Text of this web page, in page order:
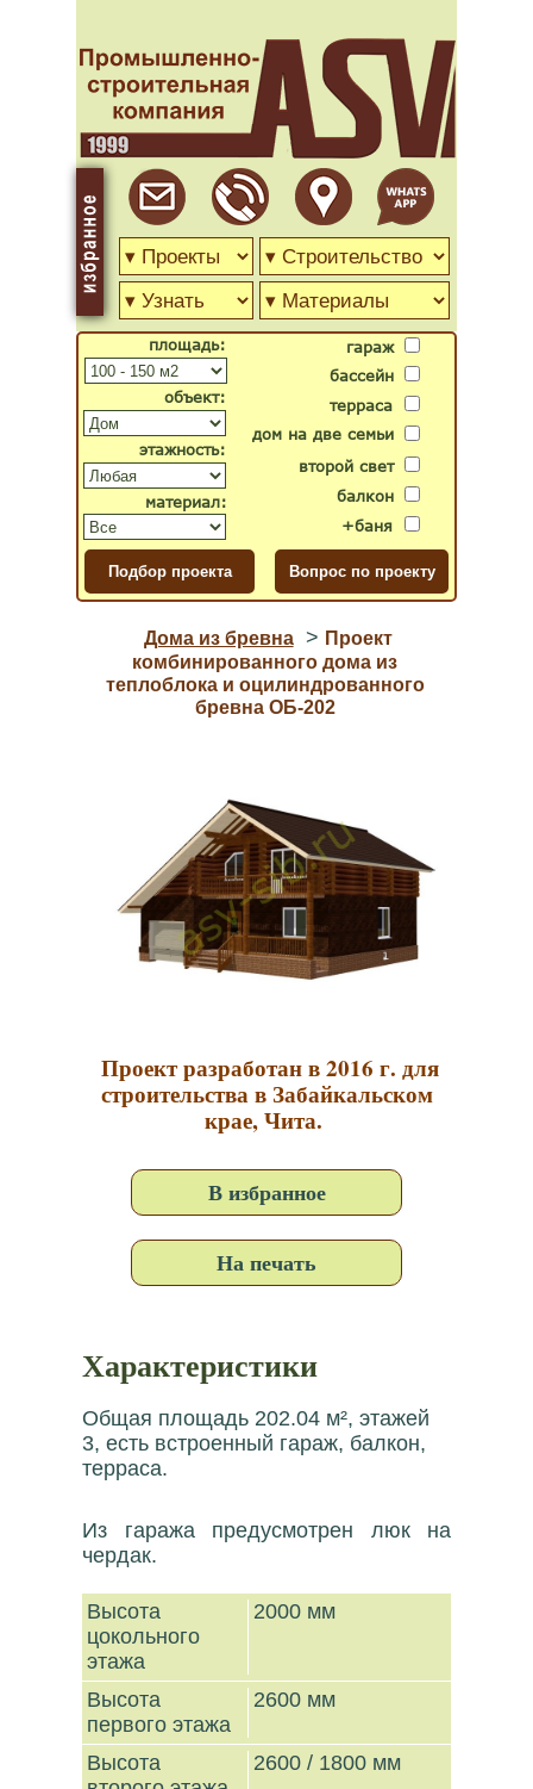
гараж
бассейн
второй свет
дом на две семьи
терраса
балкон
+баня
объект:
материал:
площадь:
этажность:
Дома из бревна > Проект
комбинированного дома из
теплоблока и оцилиндрованного
бревна ОБ-202
Проект разработан в 2016 г. для
строительства в Забайкальском
крае, Чита.
В избранное
На печать
Характеристики
Общая площадь 202.04 м², этажей
3, есть встроенный гараж, балкон,
терраса.
Из гаража предусмотрен люк на
чердак.
Высота
цокольного
этажа
2000 мм
Высота
первого этажа
2600 мм
Высота
2600 / 1800 мм